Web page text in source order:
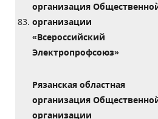
83.
организация
организации
«Всероссийский
Электропрофсоюз»
Рязанская областная
организация
организации